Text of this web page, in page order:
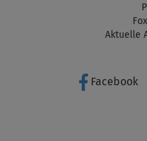
Aktuelle
Facebook